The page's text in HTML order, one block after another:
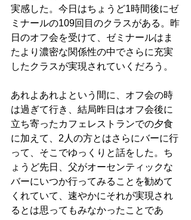
実感した。今日はちょうど1時間後にゼ
ミナールの109回目のクラスがある。昨
日のオフ会を受けて、ゼミナールはま
たより濃密な関係性の中でさらに充実
したクラスが実現されていくだろう。
あれよあれよという間に、オフ会の時
は過ぎて行き、結局昨日はオフ会後に
立ち寄ったカフェレストランでの夕食
に加えて、2人の方とはさらにバーに行
って、そこでゆっくりと話をした。ち
ょうど先日、父がオーセンティックな
バーにいつか行ってみることを勧めて
くれていて、速やかにそれが実現され
るとは思ってもみなかったことであ